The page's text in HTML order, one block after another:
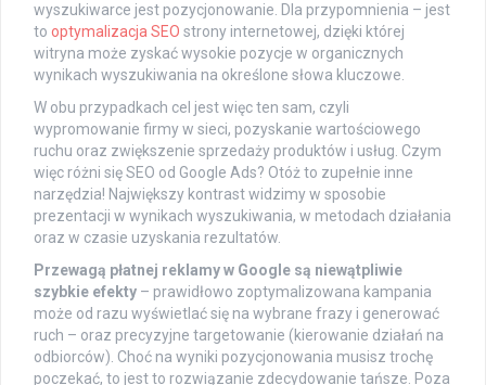
wyszukiwarce jest pozycjonowanie. Dla przypomnienia – jest
to optymalizacja SEO strony internetowej, dzięki której
witryna może zyskać wysokie pozycje w organicznych
wynikach wyszukiwania na określone słowa kluczowe.
W obu przypadkach cel jest więc ten sam, czyli
wypromowanie firmy w sieci, pozyskanie wartościowego
ruchu oraz zwiększenie sprzedaży produktów i usług. Czym
więc różni się SEO od Google Ads? Otóż to zupełnie inne
narzędzia! Największy kontrast widzimy w sposobie
prezentacji w wynikach wyszukiwania, w metodach działania
oraz w czasie uzyskania rezultatów.
Przewagą płatnej reklamy w Google są niewątpliwie
szybkie efekty – prawidłowo zoptymalizowana kampania
może od razu wyświetlać się na wybrane frazy i generować
ruch – oraz precyzyjne targetowanie (kierowanie działań na
odbiorców). Choć na wyniki pozycjonowania musisz trochę
poczekać, to jest to rozwiązanie zdecydowanie tańsze. Poza